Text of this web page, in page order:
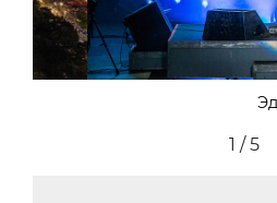
Эд
2 / 5